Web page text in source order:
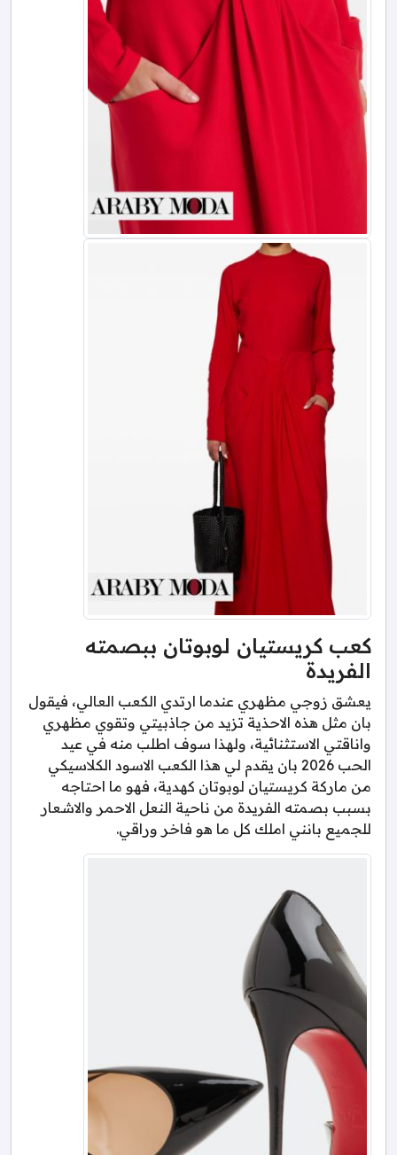
كعب كريستيان لوبوتان ببصمته
الفريدة
يعشق زوجي مظهري عندما ارتدي الكعب العالي، فيقول
بان مثل هذه الاحذية تزيد من جاذبيتي وتقوي مظهري
واناقتي الاستثنائية، ولهذا سوف اطلب منه في عيد
الحب 2026 بان يقدم لي هذا الكعب الاسود الكلاسيكي
من ماركة كريستيان لوبوتان كهدية، فهو ما احتاجه
بسبب بصمته الفريدة من ناحية النعل الاحمر والاشعار
للجميع بانني املك كل ما هو فاخر وراقي.